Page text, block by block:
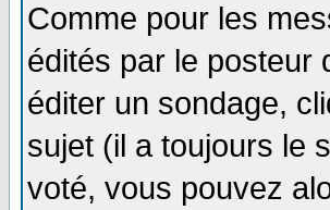
Comme pour les
édités par le posteur
éditer un sondage,
sujet (il a toujours le
voté, vous pouvez